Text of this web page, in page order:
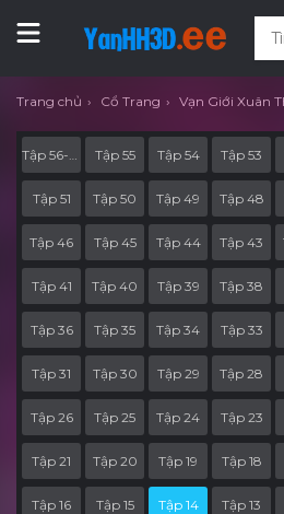
Trang chủ Cổ Trang Vạn Giới Xuân
Tập 55 Tập 54 Tập 53
Tập 51 Tập 50 Tập 49 Tập 48
Tập 46 Tập 45 Tập 44 Tập 43
Tập 41 Tập 40 Tập 39 Tập 38
Tập 36 Tập 35 Tập 34 Tập 33
Tập 31 Tập 30 Tập 29 Tập 28
Tập 26 Tập 25 Tập 24 Tập 23
Tập 21 Tập 20 Tập 19 Tập 18
Tập 16 Tập 15 Tập 14 Tập 13